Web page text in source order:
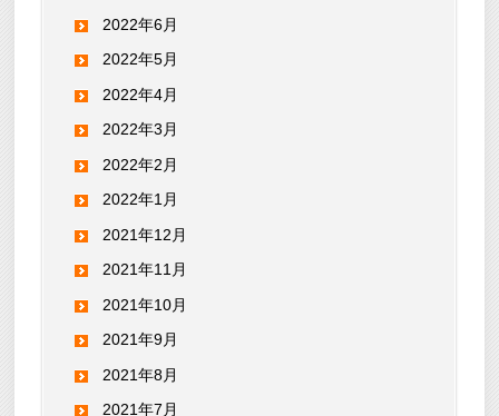
2022年6月
2022年5月
2022年4月
2022年3月
2022年2月
2022年1月
2021年12月
2021年11月
2021年10月
2021年9月
2021年8月
2021年7月